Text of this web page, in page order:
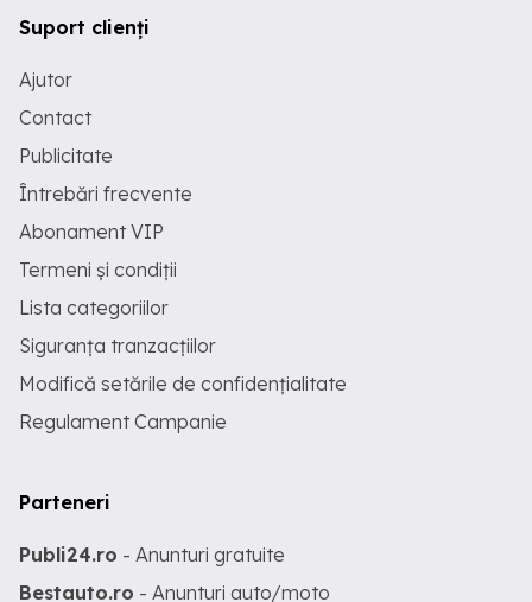
Suport clienți
Ajutor
Contact
Publicitate
Întrebări frecvente
Abonament VIP
Termeni și condiții
Lista categoriilor
Siguranța tranzacțiilor
Modifică setările de confidențialitate
Regulament Campanie
Parteneri
Publi24.ro - Anunturi gratuite
Bestauto.ro - Anunturi auto/moto